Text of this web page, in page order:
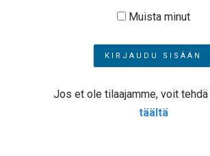
Muista minut
Jos et ole tilaajamme, voit
täältä